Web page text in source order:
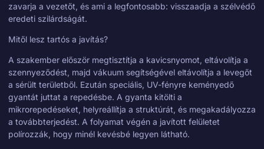
zavarja a vezetőt, és ami a legfontosabb: visszaadja a szélvédő
eredeti szilárdságát.
Mitől lesz tartós a javítás?
A szakember először megtisztítja a kavicsnyomot, eltávolítja a
szennyeződést, majd vákuum segítségével eltávolítja a levegőt
a sérült területből. Ezután speciális, UV-fényre keményedő
gyantát juttat a repedésbe. A gyanta kitölti a
mikrorepedéseket, helyreállítja a struktúrát, és megakadályozza
a továbbterjedést. A folyamat végén a javított felületet
polírozzák, hogy minél kevésbé legyen látható.